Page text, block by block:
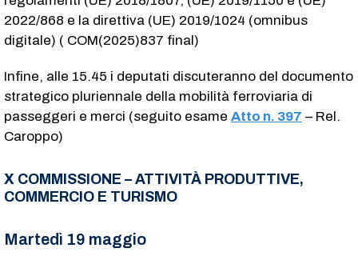
2022/868 e la direttiva (UE) 2019/1024 (omnibus
digitale) ( COM(2025)837 final)
Infine, alle 15.45 i deputati discuteranno del documento
strategico pluriennale della mobilità ferroviaria di
passeggeri e merci (seguito esame Atto n. 397 – Rel.
Caroppo)
X COMMISSIONE – ATTIVITÀ PRODUTTIVE,
COMMERCIO E TURISMO
Martedì 19 maggio